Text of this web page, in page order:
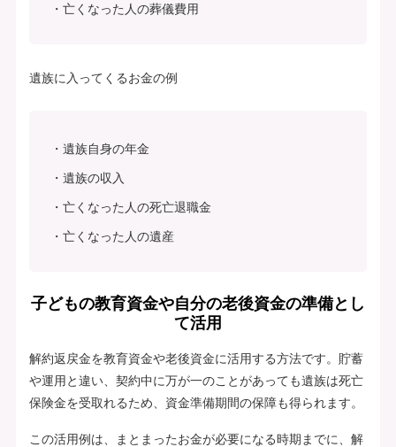
亡くなった人の葬儀費用
遺族に入ってくるお金の例
遺族自身の年金
遺族の収入
亡くなった人の死亡退職金
亡くなった人の遺産
子どもの教育資金や自分の老後資金の準備とし
て活用
解約返戻金を教育資金や老後資金に活用する方法です。貯蓄
や運用と違い、契約中に万が一のことがあっても遺族は死亡
保険金を受取れるため、資金準備期間の保障も得られます。
この活用例は、まとまったお金が必要になる時期までに、解